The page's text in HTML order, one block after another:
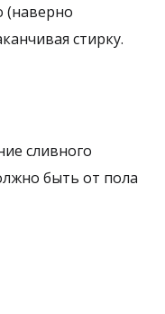
(наверно
стирку.
сливного
быть от пола